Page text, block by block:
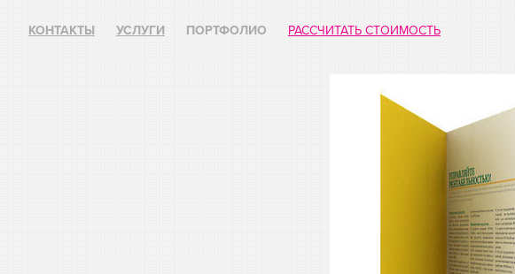
КОНТАКТЫ УСЛУГИ ПОРТФОЛИО РАССЧИТАТЬ СТОИМОСТЬ